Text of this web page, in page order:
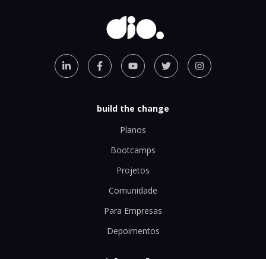
build the change
Planos
Bootcamps
Projetos
Comunidade
Para Empresas
Depoimentos